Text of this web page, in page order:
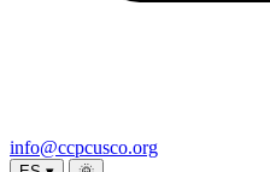
info@ccpcusco.org